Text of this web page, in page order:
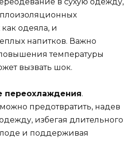
одеяла, и
напитков. Важно
температуры
вызвать шок.
переохлаждения.
предотвратить, надев
избегая длительного
и поддерживая